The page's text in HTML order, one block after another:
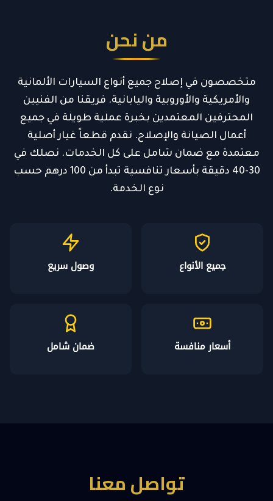
من نحن
متخصصون في إصلاح جميع أنواع السيارات الألمانية
والأمريكية والأوروبية واليابانية. فريقنا من الفنيين
المحترفين المعتمدين بخبرة عملية طويلة في جميع
أعمال الصيانة والإصلاح. نقدم قطعاً غيار أصلية
معتمدة مع ضمان شامل على كل الخدمات. نصلك في
30-40 دقيقة بأسعار تنافسية تبدأ من 100 درهم حسب
نوع الخدمة.
جميع الأنواع وصول سريع
أسعار منافسة ضمان شامل
تواصل معنا